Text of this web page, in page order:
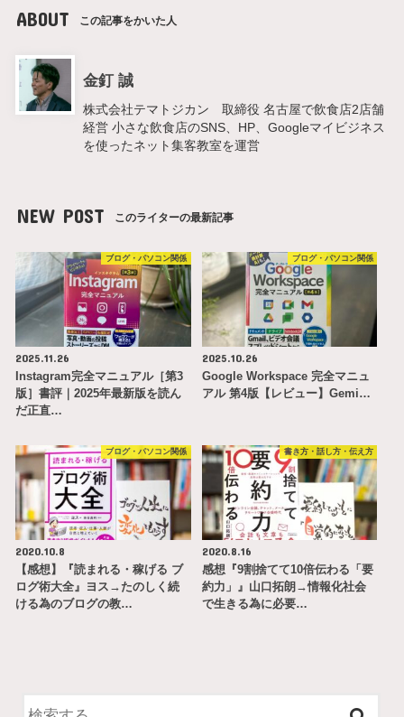
ABOUT この記事をかいた人
金釘 誠
株式会社テマトジカン 取締役 名古屋で飲食店2店舗
経営 小さな飲食店のSNS、HP、Googleマイビジネス
を使ったネット集客教室を運営
NEW POST このライターの最新記事
ブログ・パソコン関係
2025.11.26
Instagram完全マニュアル［第3
版］書評｜2025年最新版を読ん
だ正直…
ブログ・パソコン関係
2025.10.26
Google Workspace 完全マニュ
アル 第4版【レビュー】Gemi…
ブログ・パソコン関係
2020.10.8
【感想】『読まれる・稼げる ブ
ログ術大全』ヨス→たのしく続
ける為のブログの教…
書き方・話し方・伝え方
2020.8.16
感想『9割捨てて10倍伝わる「要
約力」』山口拓朗→情報化社会
で生きる為に必要…